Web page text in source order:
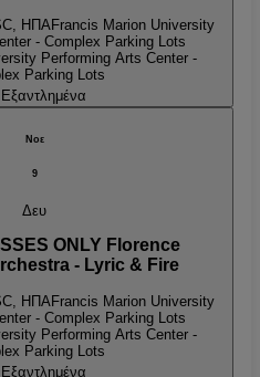
ΗΠΑFrancis Marion University
- Complex Parking Lots
Performing Arts Center -
Parking Lots
Εξαντλημένα
Νοε
9
Δευ
ONLY Florence
- Lyric & Fire
ΗΠΑFrancis Marion University
- Complex Parking Lots
Performing Arts Center -
Parking Lots
Εξαντλημένα